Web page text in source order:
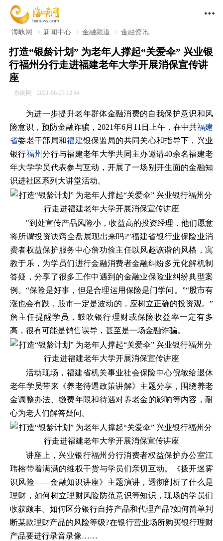

海峡网 > 新闻中心 > 金融频道 > 金融资讯
打造“银龄计划” 为老年人撑起“关爱伞” 兴业银
行福州分行走进福建老年大学开展消保宣传讲
座
东南网 2021-06-23 12:44
为进一步提升老年群体金融消费的自我保护意识和风
险意识，预防金融诈骗，2021年6月11日上午，在中共福建
省委老干部局和福建银保监局的共同关心和指导下，兴业
银行福州分行与福建老年大学共同主办邀请40余名福建老
年大学学员代表参与互动，开展了一场别开生面的金融知
识进社区系列大讲堂活动。
"到处宣传产品风险小，收益高的投资经理，他们愿意
将所谓投资诀窍全盘展现出来吗?"福建省银行业保险业消
费者权益保护服务中心詹功俭主任以风趣诙谐的风格，寓
教于乐，为学员们进行金融消费者金融纠纷多元化解机制
答疑，分享了很多工作中遇到的金融业保险业纠纷典型案
例。“保险是好事，但是合理运用保险是门学问。”“股市有
涨也会有跌，股市一定是波动的，应树立正确的投资观。”
詹主任提醒学员，鼓吹银行理财或保险收益率一定有多
高，很有可能是销售误导，甚至是一场金融诈骗。
活动现场，福建省机关事业社会保险中心倪敏给退休
老年学员带来《养老待遇政策讲解》主题分享，围绕养老
金调整办法、缴费年限和待遇对养老金的影响等内容，耐
心为老人们解答疑问。
讲座上，兴业银行福州分行消费者权益保护办公室江
玮榕带着满满的维权干货与学员们亲切互动。《拨开迷雾
识风险——金融知识讲座》主题演讲，透彻剖析了什么是
理财，如何树立理财风险防范意识等知识，现场的学员们
收获颇丰。如何区分银行自持产品和代理产品?如何简单判
断某款理财产品的风险等级?在银行营业场所购买银行理财
产品要进行录音录像……